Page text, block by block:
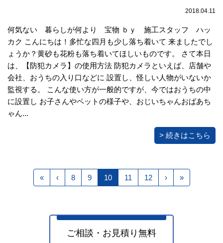
2018.04.11
何気ない 暮らしが何より 宝物 ｂｙ 施工スタッフ ハッ
カク こんにちは！多忙な四月も少し落ち着いて 来ましたでし
ょうか？黄砂も花粉も落ち着いてほしいものです。 さて本日
は、【防犯カメラ】の使用方法 防犯カメラといえば、店舗や
会社、おうちの入り口などに 設置し、怪しい人物がいないか
監視する。 こんな使い方が一般的ですが、今ではおうちの中
に設置し お子さんやペットの様子や、おじいちゃんおばあち
ゃん...
> 続きはこちら
« ‹ 8 9 10 11 12 › »
ご相談・お見積り無料